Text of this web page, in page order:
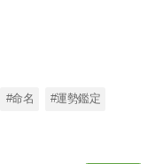
#命名 #運勢鑑定